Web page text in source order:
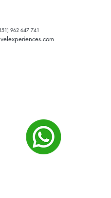
962 647 741